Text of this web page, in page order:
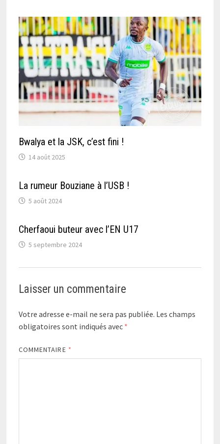
Bwalya et la JSK, c’est fini !
14 août 2025
La rumeur Bouziane à l’USB !
5 août 2024
Cherfaoui buteur avec l’EN U17
5 septembre 2024
Laisser un commentaire
Votre adresse e-mail ne sera pas publiée. Les champs
obligatoires sont indiqués avec *
COMMENTAIRE *